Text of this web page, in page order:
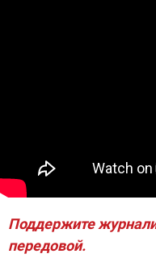
Поддержите
передовой.